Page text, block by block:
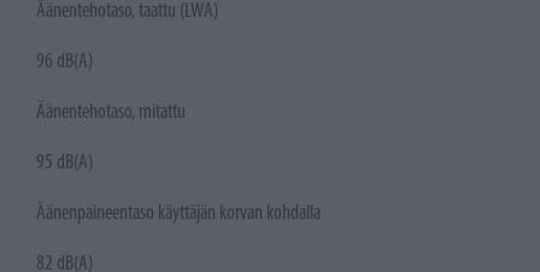
Äänentehotaso, taattu (LWA)
96 dB(A)
Äänentehotaso, mitattu
95 dB(A)
Äänenpaineentaso käyttäjän korvan kohdalla
82 dB(A)